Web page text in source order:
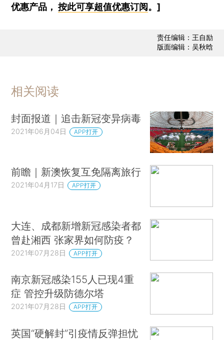
优惠产品，按此可享超值优惠订阅 。]
责任编辑：王自励
版面编辑：吴秋晗
相关阅读
封面报道｜追击新冠变异病毒
2021年06月04日 APP打开
前瞻｜新澳恢复互免隔离旅行
2021年04月17日 APP打开
大连、成都新增新冠感染者都
曾赴湘西 张家界如何防疫？
2021年07月28日 APP打开
南京新冠感染155人已现4重
症 管控升级防德尔塔
2021年07月28日 APP打开
英国“硬解封”引疫情反弹担忧